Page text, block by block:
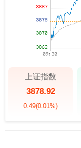
上证指数
3878.92
0.49(0.01%)